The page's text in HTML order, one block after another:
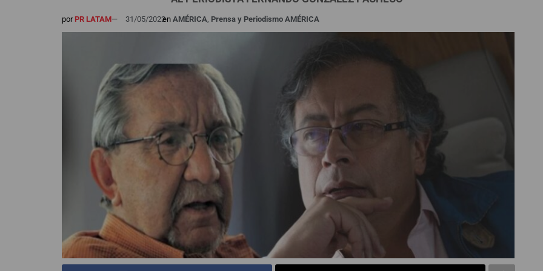
porPR LATAM— 31/05/2022en AMÉRICA, Prensa y Periodismo AMÉRICA